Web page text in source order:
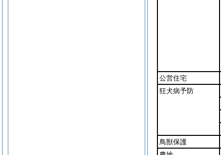
公営住宅
狂犬病予防
鳥獣保護